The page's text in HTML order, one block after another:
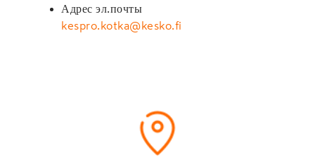
Адрес эл.почты
kespro.kotka@kesko.fi